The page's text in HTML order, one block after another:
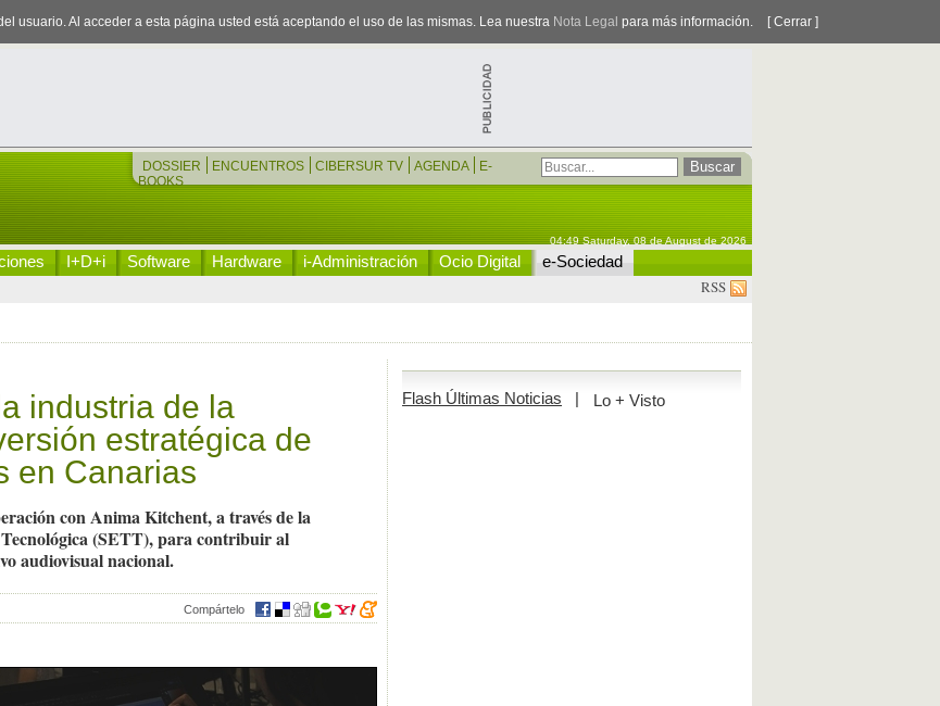
usuario. Al acceder a esta página usted está aceptando el uso de las mismas. Lea nuestra Nota Legal para más información. [ Cerrar ]
DOSSIER ENCUENTROS CIBERSUR TV AGENDA
E-
BOOKS
04:49 Saturday, 08 de August de 2026
I+D+i Software Hardware i-Administración Ocio Digital e-Sociedad
RSS
industria de la
estratégica de
en Canarias
con Anima Kitchent, a través de la
(SETT), para contribuir al
audiovisual nacional.
Compártelo
Flash Últimas Noticias | Lo + Visto